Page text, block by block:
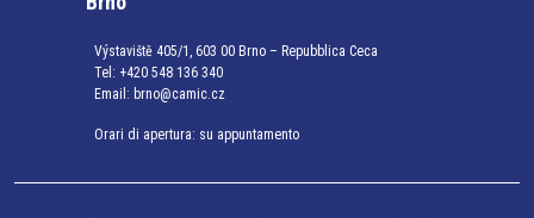
Výstaviště 405/1, 603 00 Brno – Repubblica Ceca
Tel: +420 548 136 340
Email: brno@camic.cz
Orari di apertura: su appuntamento